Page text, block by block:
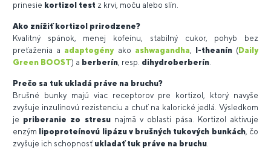
prinesie kortizol test z krvi, moču alebo slín.
Ako znížiť kortizol prirodzene?
Kvalitný spánok, menej kofeínu, stabilný cukor, pohyb bez
preťaženia a adaptogényako ashwagandha, l-theanín( Daily
Green BOOST) a berberín, resp. dihydroberberín.
Prečo sa tuk ukladá práve na bruchu?
Brušné bunky majú viac receptorov pre kortizol, ktorý navyše
zvyšuje inzulínovú rezistenciu a chuť na kalorické jedlá. Výsledkom
je priberanie zo stresunajmä v oblasti pása. Kortizol aktivuje
enzým lipoproteínovú lipázu v brušných tukových bunkách, čo
zvyšuje ich schopnosť ukladať tuk práve na bruchu.